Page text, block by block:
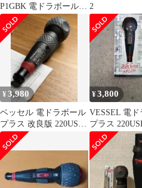
P1GBK 電ドラボールプ
ラス ギャラクシー 黒
2
¥3,980
ベッセル 電ドラボール
プラス 改良版 220USB-
P1 USB-C PD対応版
¥3,800
VESSEL 電
プラス
ドライバー